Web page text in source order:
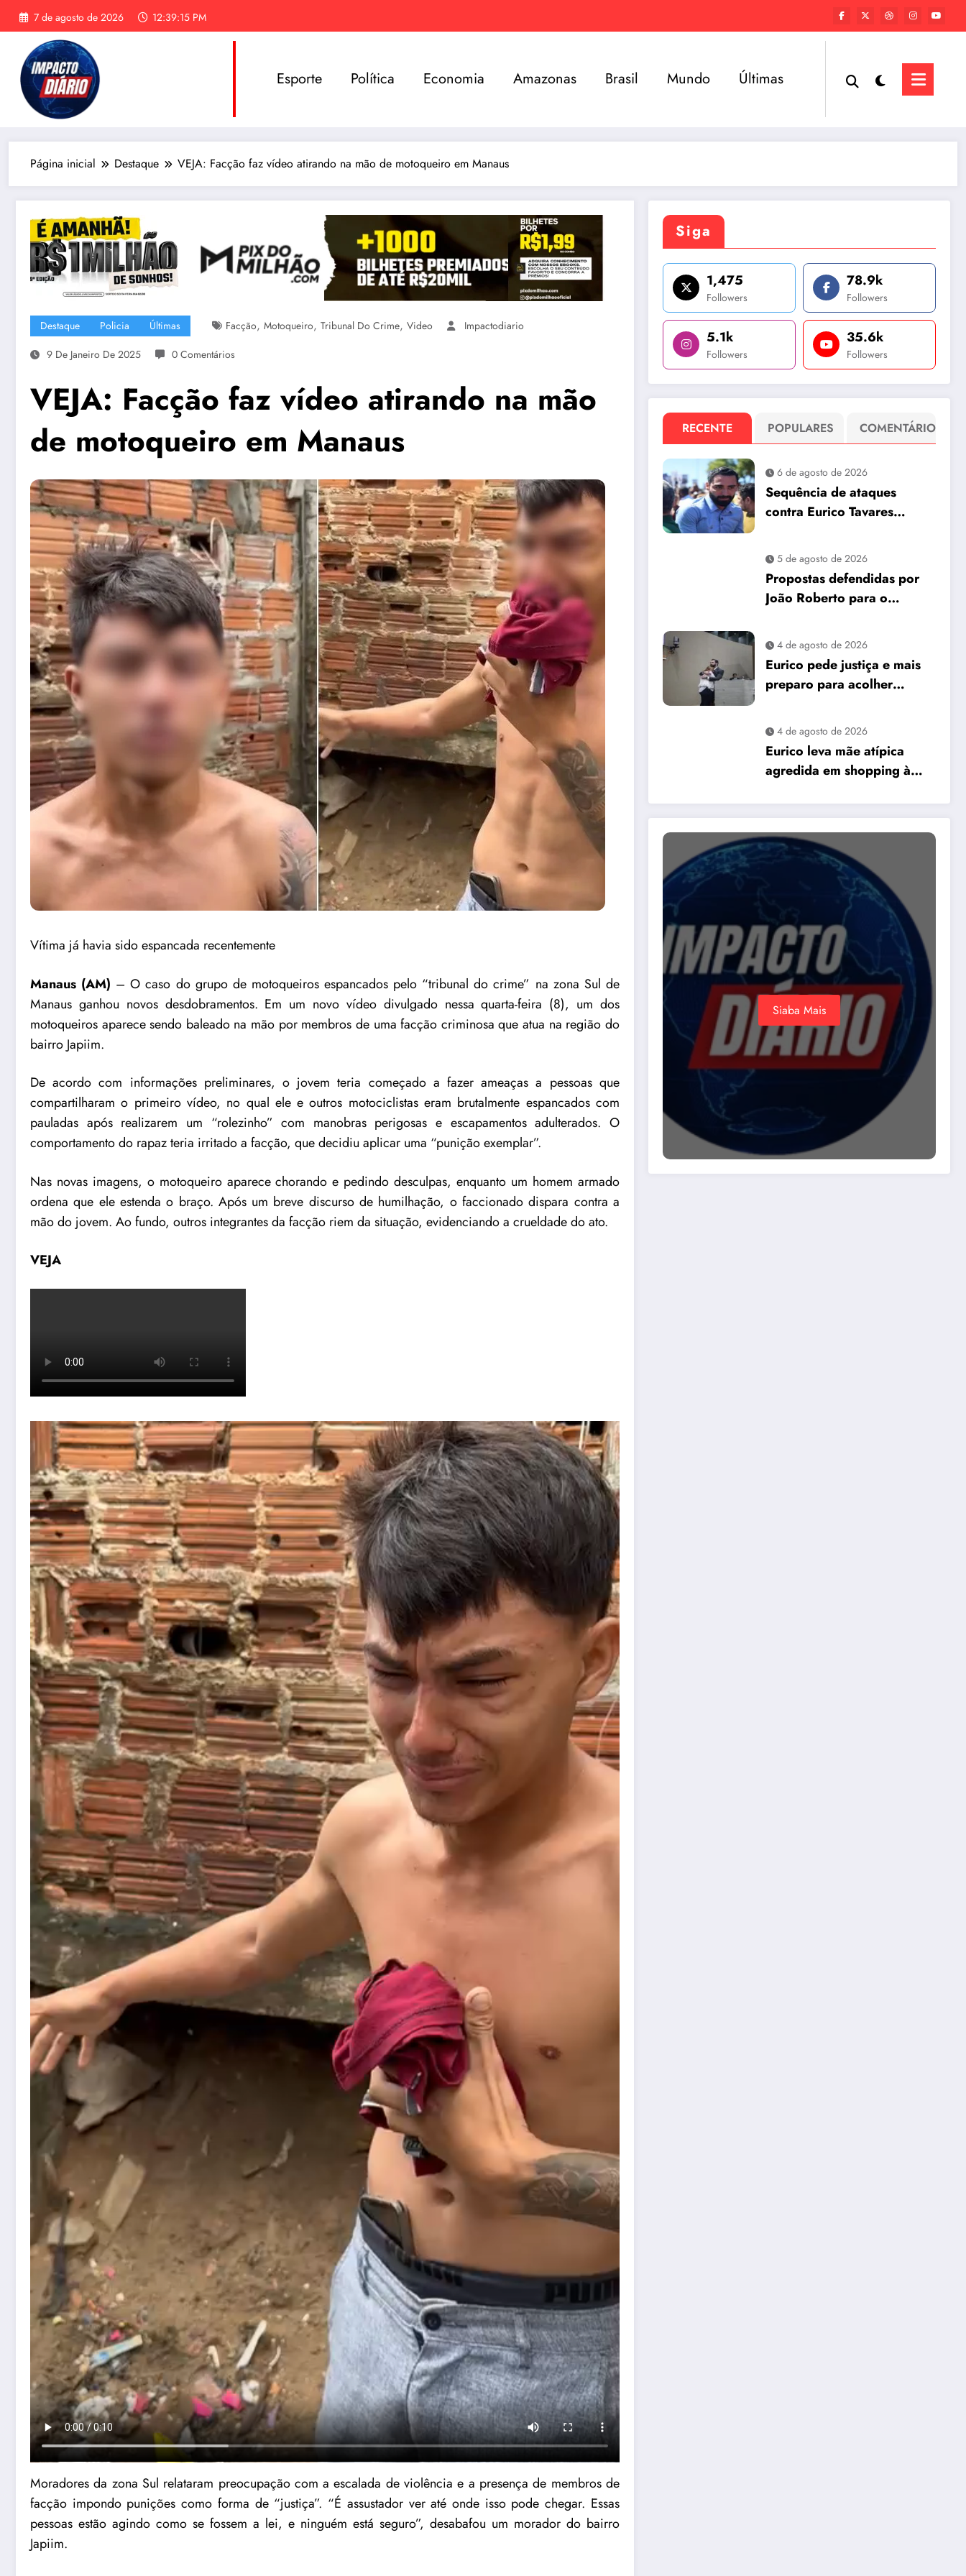
Pular
para
conteúdo
7 de agosto de 2026 12:39:17 PM
Esporte Política Economia Amazonas Brasil Mundo Últimas
Página inicial Destaque VEJA: Facção faz vídeo atirando na mão de motoqueiro em Manaus
Destaque Policia Últimas Facção, Motoqueiro, Tribunal Do Crime, Video
Impactodiario
9 De Janeiro De 2025
0 Comentários
VEJA: Facção faz vídeo atirando na mão
de motoqueiro em Manaus
Vítima já havia sido espancada recentemente
Manaus (AM) – O caso do grupo de motoqueiros espancados pelo “tribunal do crime” na zona Sul de
Manaus ganhou novos desdobramentos. Em um novo vídeo divulgado nessa quarta-feira (8), um dos
motoqueiros aparece sendo baleado na mão por membros de uma facção criminosa que atua na região do
bairro Japiim.
De acordo com informações preliminares, o jovem teria começado a fazer ameaças a pessoas que
compartilharam o primeiro vídeo, no qual ele e outros motociclistas eram brutalmente espancados com
pauladas após realizarem um “rolezinho” com manobras perigosas e escapamentos adulterados. O
comportamento do rapaz teria irritado a facção, que decidiu aplicar uma “punição exemplar”.
Nas novas imagens, o motoqueiro aparece chorando e pedindo desculpas, enquanto um homem armado
ordena que ele estenda o braço. Após um breve discurso de humilhação, o faccionado dispara contra a
mão do jovem. Ao fundo, outros integrantes da facção riem da situação, evidenciando a crueldade do ato.
VEJA
Moradores da zona Sul relataram preocupação com a escalada de violência e a presença de membros de
facção impondo punições como forma de “justiça”. “É assustador ver até onde isso pode chegar. Essas
pessoas estão agindo como se fossem a lei, e ninguém está seguro”, desabafou um morador do bairro
Japiim.
Siga
1,475
Followers
78.9k
Followers
5.1k
Followers
35.6k
Followers
RECENTE POPULARES COMENTÁRIO
6 de agosto de 2026
Sequência de ataques
contra Eurico Tavares
corrida pela Aleam
5 de agosto de 2026
Propostas defendidas por
João Roberto para o
ao plano de governo de
David Almeida
4 de agosto de 2026
Eurico pede justiça e mais
preparo para acolher
4 de agosto de 2026
Eurico leva mãe atípica
agredida em shopping à
preparo dos
estabelecimentos para
acolher autistas
Siaba Mais